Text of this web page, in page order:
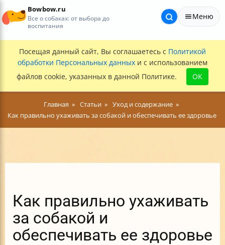
Bowbow.ru
Все о собаках: от выбора до
воспитания
Меню
Посещая данный сайт, Вы соглашаетесь с Политикой
обработки Персональных данных и с использованием
файлов cookie, указанных в данной Политике.
OK
Главная Статьи
Уход и содержание
Как правильно ухаживать за собакой и обеспечивать ее здоровье
Как правильно ухаживать
за собакой и
обеспечивать ее здоровье